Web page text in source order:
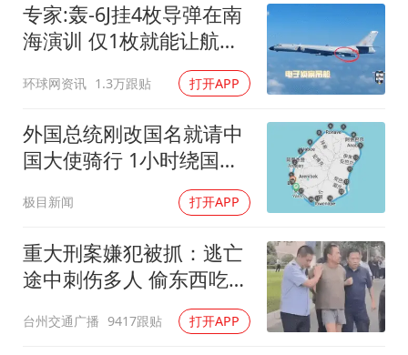
专家:轰-6J挂4枚导弹在南
海演训 仅1枚就能让航母
环球网资讯 1.3万跟贴 打开APP
外国总统刚改国名就请中
国大使骑行 1小时绕国境
极目新闻 打开APP
重大刑案嫌犯被抓：逃亡
途中刺伤多人 偷东西吃被
台州交通广播 9417跟贴 打开APP